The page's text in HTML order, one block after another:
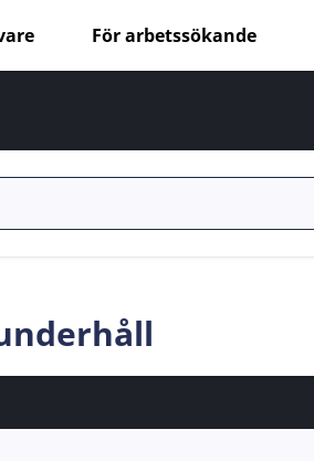
För arbetssökande